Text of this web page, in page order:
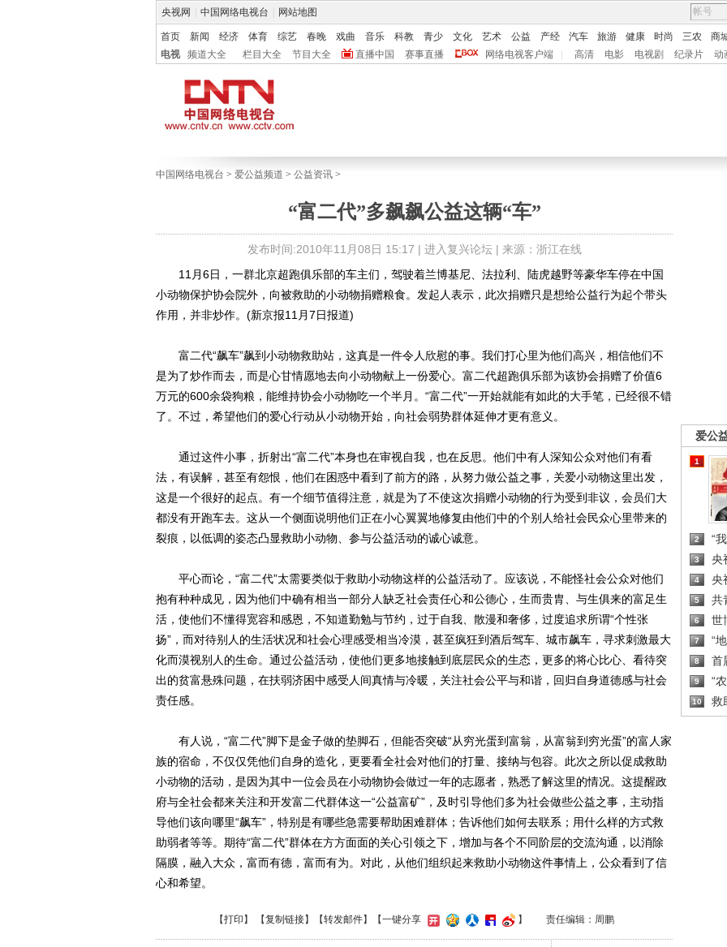
央视网 中国网络电视台 网站地图
首页 新闻 经济 体育 综艺 春晚 戏曲 音乐 科教 青少 文化 艺术 公益 产经 汽车 旅游 健康 时尚 三农 商
电视
频道大全 栏目大全 节目大全 直播中国 赛事直播 网络电视客户端 高清 电影 电视剧 纪录片 动
中国网络电视台 > 爱公益频道 > 公益资讯 >
“富二代”多飙飙公益这辆“车”
发布时间:2010年11月08日 15:17 | 进入复兴论坛| 来源：浙江在线
爱公
1
2 “
3 央
4 央
5 共
6 世
7 “
8 首
9 “
10 救
11月6日，一群北京超跑俱乐部的车主们，驾驶着兰博基尼、法拉利、陆虎越野等豪华车停在中国
小动物保护协会院外，向被救助的小动物捐赠粮食。发起人表示，此次捐赠只是想给公益行为起个带头
作用，并非炒作。(新京报11月7日报道)
富二代“飙车”飙到小动物救助站，这真是一件令人欣慰的事。我们打心里为他们高兴，相信他们不
是为了炒作而去，而是心甘情愿地去向小动物献上一份爱心。富二代超跑俱乐部为该协会捐赠了价值6
万元的600余袋狗粮，能维持协会小动物吃一个半月。“富二代”一开始就能有如此的大手笔，已经很不错
了。不过，希望他们的爱心行动从小动物开始，向社会弱势群体延伸才更有意义。
通过这件小事，折射出“富二代”本身也在审视自我，也在反思。他们中有人深知公众对他们有看
法，有误解，甚至有怨恨，他们在困惑中看到了前方的路，从努力做公益之事，关爱小动物这里出发，
这是一个很好的起点。有一个细节值得注意，就是为了不使这次捐赠小动物的行为受到非议，会员们大
都没有开跑车去。这从一个侧面说明他们正在小心翼翼地修复由他们中的个别人给社会民众心里带来的
裂痕，以低调的姿态凸显救助小动物、参与公益活动的诚心诚意。
平心而论，“富二代”太需要类似于救助小动物这样的公益活动了。应该说，不能怪社会公众对他们
抱有种种成见，因为他们中确有相当一部分人缺乏社会责任心和公德心，生而贵胄、与生俱来的富足生
活，使他们不懂得宽容和感恩，不知道勤勉与节约，过于自我、散漫和奢侈，过度追求所谓“个性张
扬”，而对待别人的生活状况和社会心理感受相当冷漠，甚至疯狂到酒后驾车、城市飙车，寻求刺激最大
化而漠视别人的生命。通过公益活动，使他们更多地接触到底层民众的生态，更多的将心比心、看待突
出的贫富悬殊问题，在扶弱济困中感受人间真情与冷暖，关注社会公平与和谐，回归自身道德感与社会
责任感。
有人说，“富二代”脚下是金子做的垫脚石，但能否突破“从穷光蛋到富翁，从富翁到穷光蛋”的富人家
族的宿命，不仅仅凭他们自身的造化，更要看全社会对他们的打量、接纳与包容。此次之所以促成救助
小动物的活动，是因为其中一位会员在小动物协会做过一年的志愿者，熟悉了解这里的情况。这提醒政
府与全社会都来关注和开发富二代群体这一“公益富矿”，及时引导他们多为社会做些公益之事，主动指
导他们该向哪里“飙车”，特别是有哪些急需要帮助困难群体；告诉他们如何去联系；用什么样的方式救
助弱者等等。期待“富二代”群体在方方面面的关心引领之下，增加与各个不同阶层的交流沟通，以消除
隔膜，融入大众，富而有德，富而有为。对此，从他们组织起来救助小动物这件事情上，公众看到了信
心和希望。
【打印 】 【复制链接】【转发邮件】 【一键分享 】 责任编辑：周鹏